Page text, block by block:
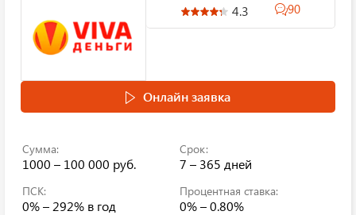
4.3 90
Онлайн заявка
Сумма:
1000 – 100 000 руб.
Срок:
7 – 365 дней
ПСК:
0% – 292% в год
Процентная ставка:
0% – 0.80%